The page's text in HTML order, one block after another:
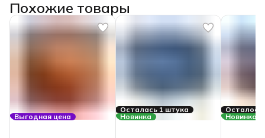
Похожие товары
Выгодная цена
Осталась 1 штука
Новинка
Осталось
Новинка